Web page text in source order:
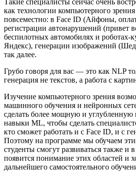
Такие специалисты сейчас очень
как технологии компьютерного
повсеместно: в Face ID (Айфоны,
регистрации автонарушений (привет
беспилотных автомобилях и роботах-
Яндекс), генерации изображений
так далее.
Грубо говоря для вас — это как NLP
генерация не текстов, а работа с
Изучение компьютерного зрения
машинного обучения и нейронных
сделать более мощную и углубленную
навыки ML, чтобы сделать
кто сможет работать и с Face ID, и с
Поэтому на программе мы обучаем
студенты смогут развиваться также и
появится понимание этих областей и
дальнейшего самостоятельного